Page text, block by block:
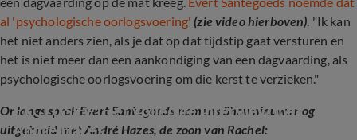
al 'psychologische oorlogsvoering'(zie video hierboven). "Ik kan
het niet anders zien, als je dat op dat tijdstip gaat versturen en
het is niet meer dan een aankondiging van een dagvaarding, als
psychologische oorlogsvoering om die kerst te verzieken."
Onlangs sprak Evert Santegoeds namens Shownieuws nog
uitgebreid met André Hazes, de zoon van Rachel:
EXCLUSIEF: Het volledige interview met
André Hazes